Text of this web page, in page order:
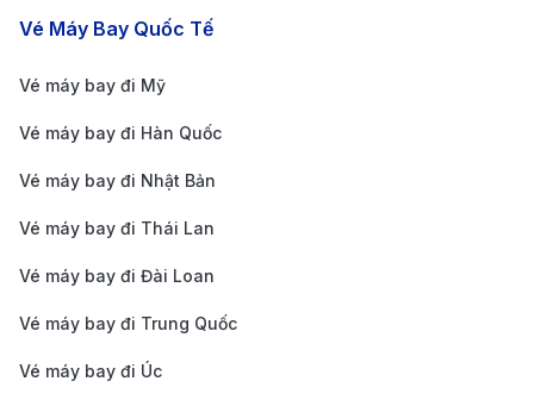
qua sân bay quốc tế Bandaranaike. Đây là sân bay lớn
nhất và cũng là sân bay phổ biến, phục vụ tất cả các
chuyến bay quốc tế đến đảo quốc Sri Lanka. Sân bay
công cộng về khu vực trung tâm và các khu vực lân
cận.
Xe taxi:
hành khách dễ dàng đón taxi bên ngoài
Vé Máy Bay Quốc Tế
Vé máy bay đi Mỹ
Vé máy bay đi Hàn Quốc
Vé máy bay đi Nhật Bản
Vé máy bay đi Thái Lan
Vé máy bay đi Đài Loan
Vé máy bay đi Trung Quốc
Vé máy bay đi Úc